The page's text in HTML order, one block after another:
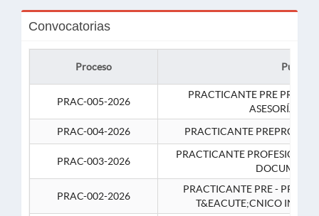
Convocatorias
Proceso Puesto
PRAC-005-2026
PRACTICANTE PRE
ASESORÍA
PRAC-004-2026
PRACTICANTE
PRAC-003-2026
PRACTICANTE
PRAC-002-2026
PRACTICANTE PRE -
T&EACUTE;CNICO